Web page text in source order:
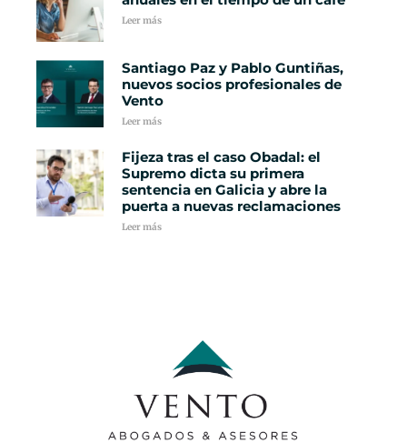
Leer más
Santiago Paz y Pablo Guntiñas,
nuevos socios profesionales de
Vento
Leer más
Fijeza tras el caso Obadal: el
Supremo dicta su primera
sentencia en Galicia y abre la
puerta a nuevas reclamaciones
Leer más